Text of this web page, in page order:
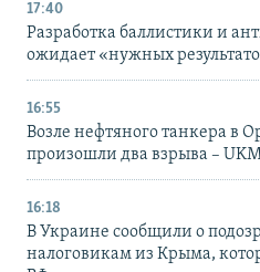
17:40
Разработка баллистики и
ожидает «нужных
16:55
Возле нефтяного танкера в
произошли два взрыва –
16:18
В Украине сообщили о
налоговикам из Крыма,